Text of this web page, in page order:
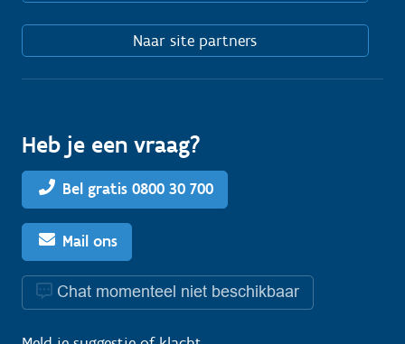
Naar site partners
Heb je een vraag?
Bel gratis 0800 30 700
Mail ons
Chat momenteel niet beschikbaar